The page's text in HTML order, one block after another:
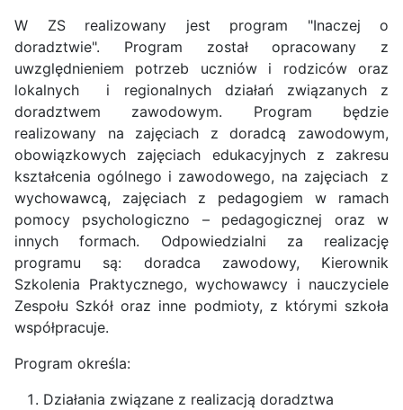
W ZS realizowany jest program "Inaczej o
doradztwie". Program został opracowany z
uwzględnieniem potrzeb uczniów i rodziców oraz
lokalnych i regionalnych działań związanych z
doradztwem zawodowym.
Program będzie
realizowany na zajęciach z doradcą zawodowym,
obowiązkowych zajęciach edukacyjnych z zakresu
kształcenia ogólnego i zawodowego, na zajęciach z
wychowawcą, zajęciach z pedagogiem w ramach
pomocy psychologiczno – pedagogicznej oraz w
innych formach. Odpowiedzialni za realizację
programu są: doradca zawodowy, Kierownik
Szkolenia Praktycznego, wychowawcy i nauczyciele
Zespołu Szkół oraz inne podmioty, z którymi szkoła
współpracuje.
Program określa:
Działania związane z realizacją doradztwa